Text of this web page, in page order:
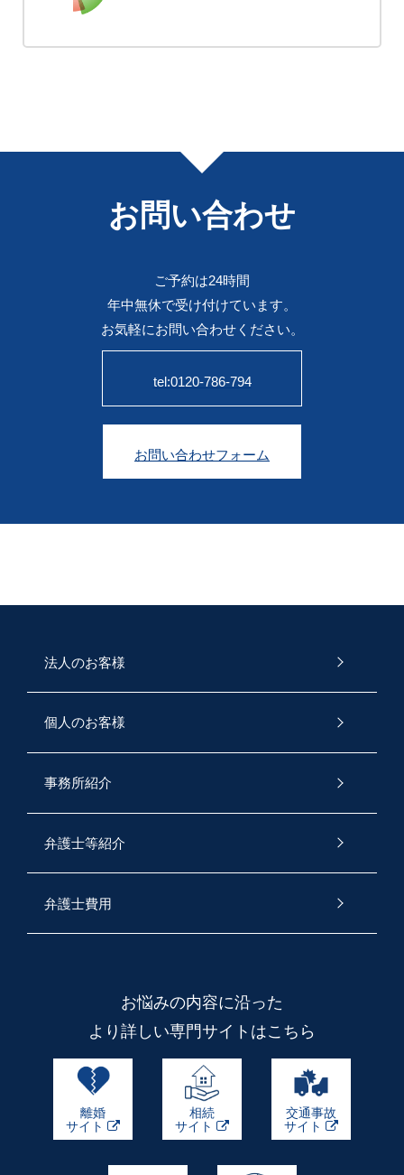
お問い合わせ
ご予約は24時間
年中無休で受け付けています。
お気軽にお問い合わせください。
tel:0120-786-794
お問い合わせフォーム
法人のお客様
個人のお客様
事務所紹介
弁護士等紹介
弁護士費用
お悩みの内容に沿った
より詳しい専門サイトはこちら
離婚
サイト
相続
サイト
交通事故
サイト